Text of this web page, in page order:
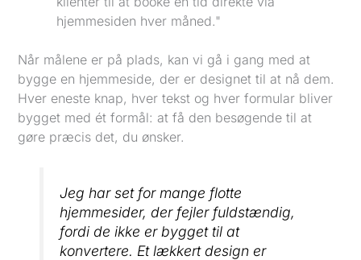
hjemmesiden hver måned."
Når målene er på plads, kan vi gå i gang med at
bygge en hjemmeside, der er designet til at nå dem.
Hver eneste knap, hver tekst og hver formular bliver
bygget med ét formål: at få den besøgende til at
gøre præcis det, du ønsker.
Jeg har set for mange flotte
hjemmesider, der fejler fuldstændig,
fordi de ikke er bygget til at
konvertere. Et lækkert design er